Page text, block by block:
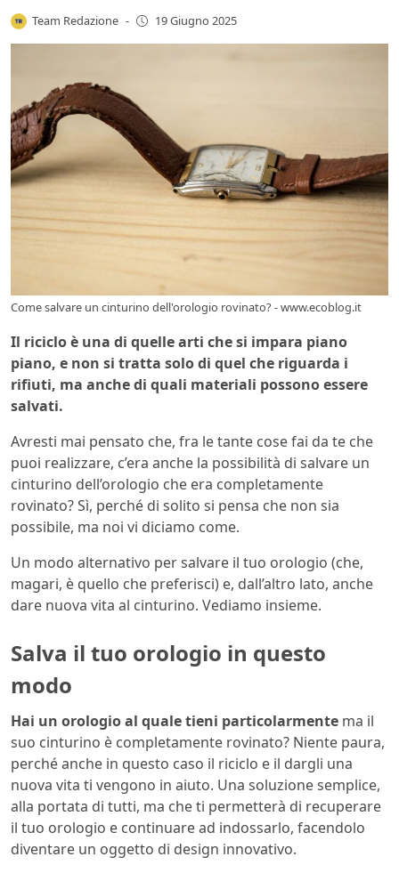
Team Redazione - 19 Giugno 2025
Come salvare un cinturino dell'orologio rovinato? - www.ecoblog.it
Il riciclo è una di quelle arti che si impara piano
piano, e non si tratta solo di quel che riguarda i
rifiuti, ma anche di quali materiali possono essere
salvati.
Avresti mai pensato che, fra le tante cose fai da te che
puoi realizzare, c’era anche la possibilità di salvare un
cinturino dell’orologio che era completamente
rovinato? Sì, perché di solito si pensa che non sia
possibile, ma noi vi diciamo come.
Un modo alternativo per salvare il tuo orologio (che,
magari, è quello che preferisci) e, dall’altro lato, anche
dare nuova vita al cinturino. Vediamo insieme.
Salva il tuo orologio in questo
modo
Hai un orologio al quale tieni particolarmente ma il
suo cinturino è completamente rovinato? Niente paura,
perché anche in questo caso il riciclo e il dargli una
nuova vita ti vengono in aiuto. Una soluzione semplice,
alla portata di tutti, ma che ti permetterà di recuperare
il tuo orologio e continuare ad indossarlo, facendolo
diventare un oggetto di design innovativo.